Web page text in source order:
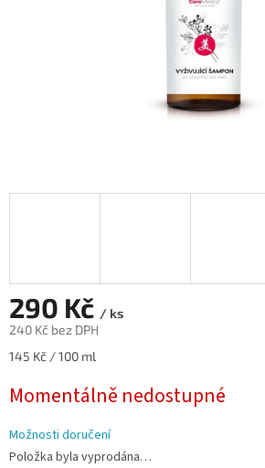
290 Kč / ks
240 Kč bez DPH
Měrná
145 Kč / 100 ml
Momentálně nedostupné
Možnosti doručení
Položka byla vyprodána…